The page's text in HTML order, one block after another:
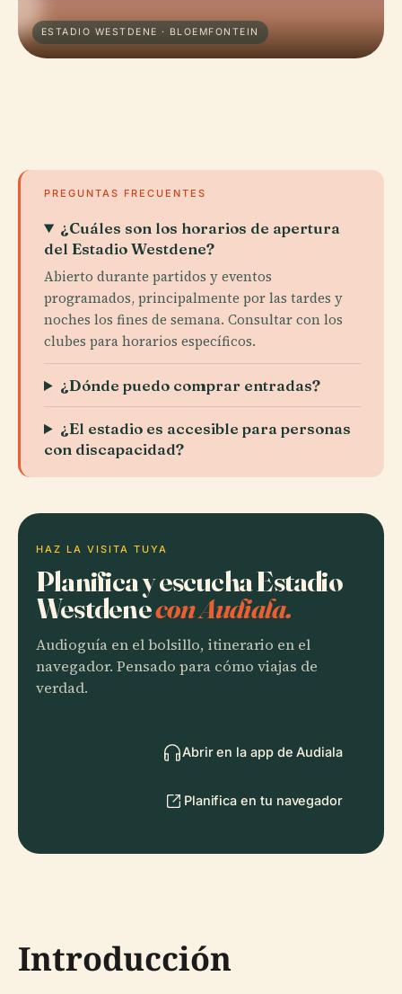
ESTADIO WESTDENE · BLOEMFONTEIN
PREGUNTAS FRECUENTES
¿Cuáles son los horarios de apertura
del Estadio Westdene?
Abierto durante partidos y eventos
programados, principalmente por las tardes y
noches los fines de semana. Consultar con los
clubes para horarios específicos.
¿Dónde puedo comprar entradas?
¿El estadio es accesible para personas
con discapacidad?
HAZ LA VISITA TUYA
Planifica y escucha Estadio
Westdenecon Audiala.
Audioguía en el bolsillo, itinerario en el
navegador. Pensado para cómo viajas de
verdad.
Abrir en la app de Audiala
Planifica en tu navegador
Introducción